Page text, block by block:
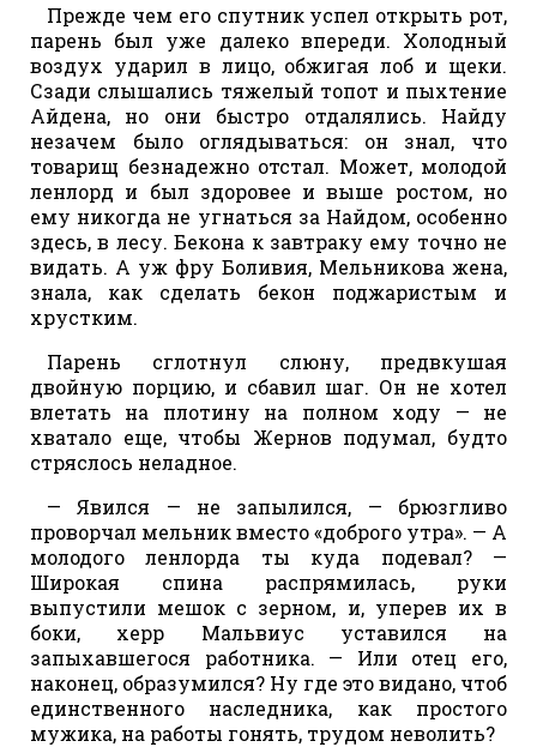
Прежде чем его спутник успел открыть рот,
парень был уже далеко впереди. Холодный
воздух ударил в лицо, обжигая лоб и щеки.
Сзади слышались тяжелый топот и пыхтение
Айдена, но они быстро отдалялись. Найду
незачем было оглядываться: он знал, что
товарищ безнадежно отстал. Может, молодой
ленлорд и был здоровее и выше ростом, но
ему никогда не угнаться за Найдом, особенно
здесь, в лесу. Бекона к завтраку ему точно не
видать. А уж фру Боливия, Мельникова жена,
знала, как сделать бекон поджаристым и
хрустким.
Парень сглотнул слюну, предвкушая
двойную порцию, и сбавил шаг. Он не хотел
влетать на плотину на полном ходу — не
хватало еще, чтобы Жернов подумал, будто
стряслось неладное.
— Явился — не запылился, — брюзгливо
проворчал мельник вместо «доброго утра». — А
молодого ленлорда ты куда подевал? —
Широкая спина распрямилась, руки
выпустили мешок с зерном, и, уперев их в
боки, херр Мальвиус уставился на
запыхавшегося работника. — Или отец его,
наконец, образумился? Ну где это видано, чтоб
единственного наследника, как простого
мужика, на работы гонять, трудом неволить?